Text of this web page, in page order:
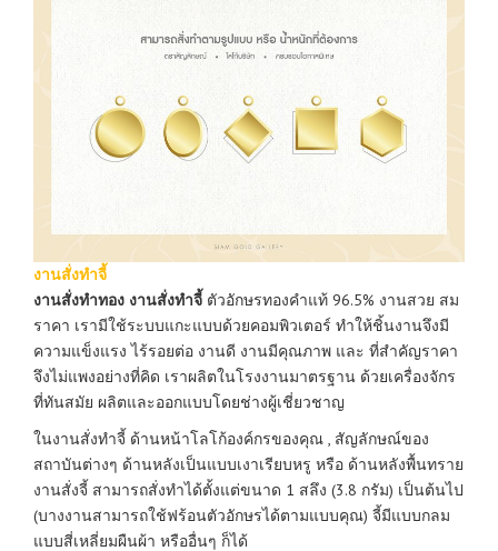
งานสั่งทำจี้
งานสั่งทำทอง งานสั่งทำจี้ ตัวอักษรทองคำแท้ 96.5% งานสวย สม
ราคา เรามีใช้ระบบแกะแบบด้วยคอมพิวเตอร์ ทำให้ชิ้นงานจึงมี
ความแข็งแรง ไร้รอยต่อ งานดี งานมีคุณภาพ และ ที่สำคัญราคา
จึงไม่แพงอย่างที่คิด เราผลิตในโรงงานมาตรฐาน ด้วยเครื่องจักร
ที่ทันสมัย ผลิตและออกแบบโดยช่างผู้เชี่ยวชาญ
ในงานสั่งทำจี้ ด้านหน้าโลโก้องค์กรของคุณ , สัญลักษณ์ของ
สถาบันต่างๆ ด้านหลังเป็นแบบเงาเรียบหรู หรือ ด้านหลังพื้นทราย
งานสั่งจี้ สามารถสั่งทำได้ตั้งแต่ขนาด 1 สลึง (3.8 กรัม) เป็นต้นไป
(บางงานสามารถใช้ฟร้อนตัวอักษรได้ตามแบบคุณ) จี้มีแบบกลม
แบบสี่เหลี่ยมผืนผ้า หรืออื่นๆ ก็ได้